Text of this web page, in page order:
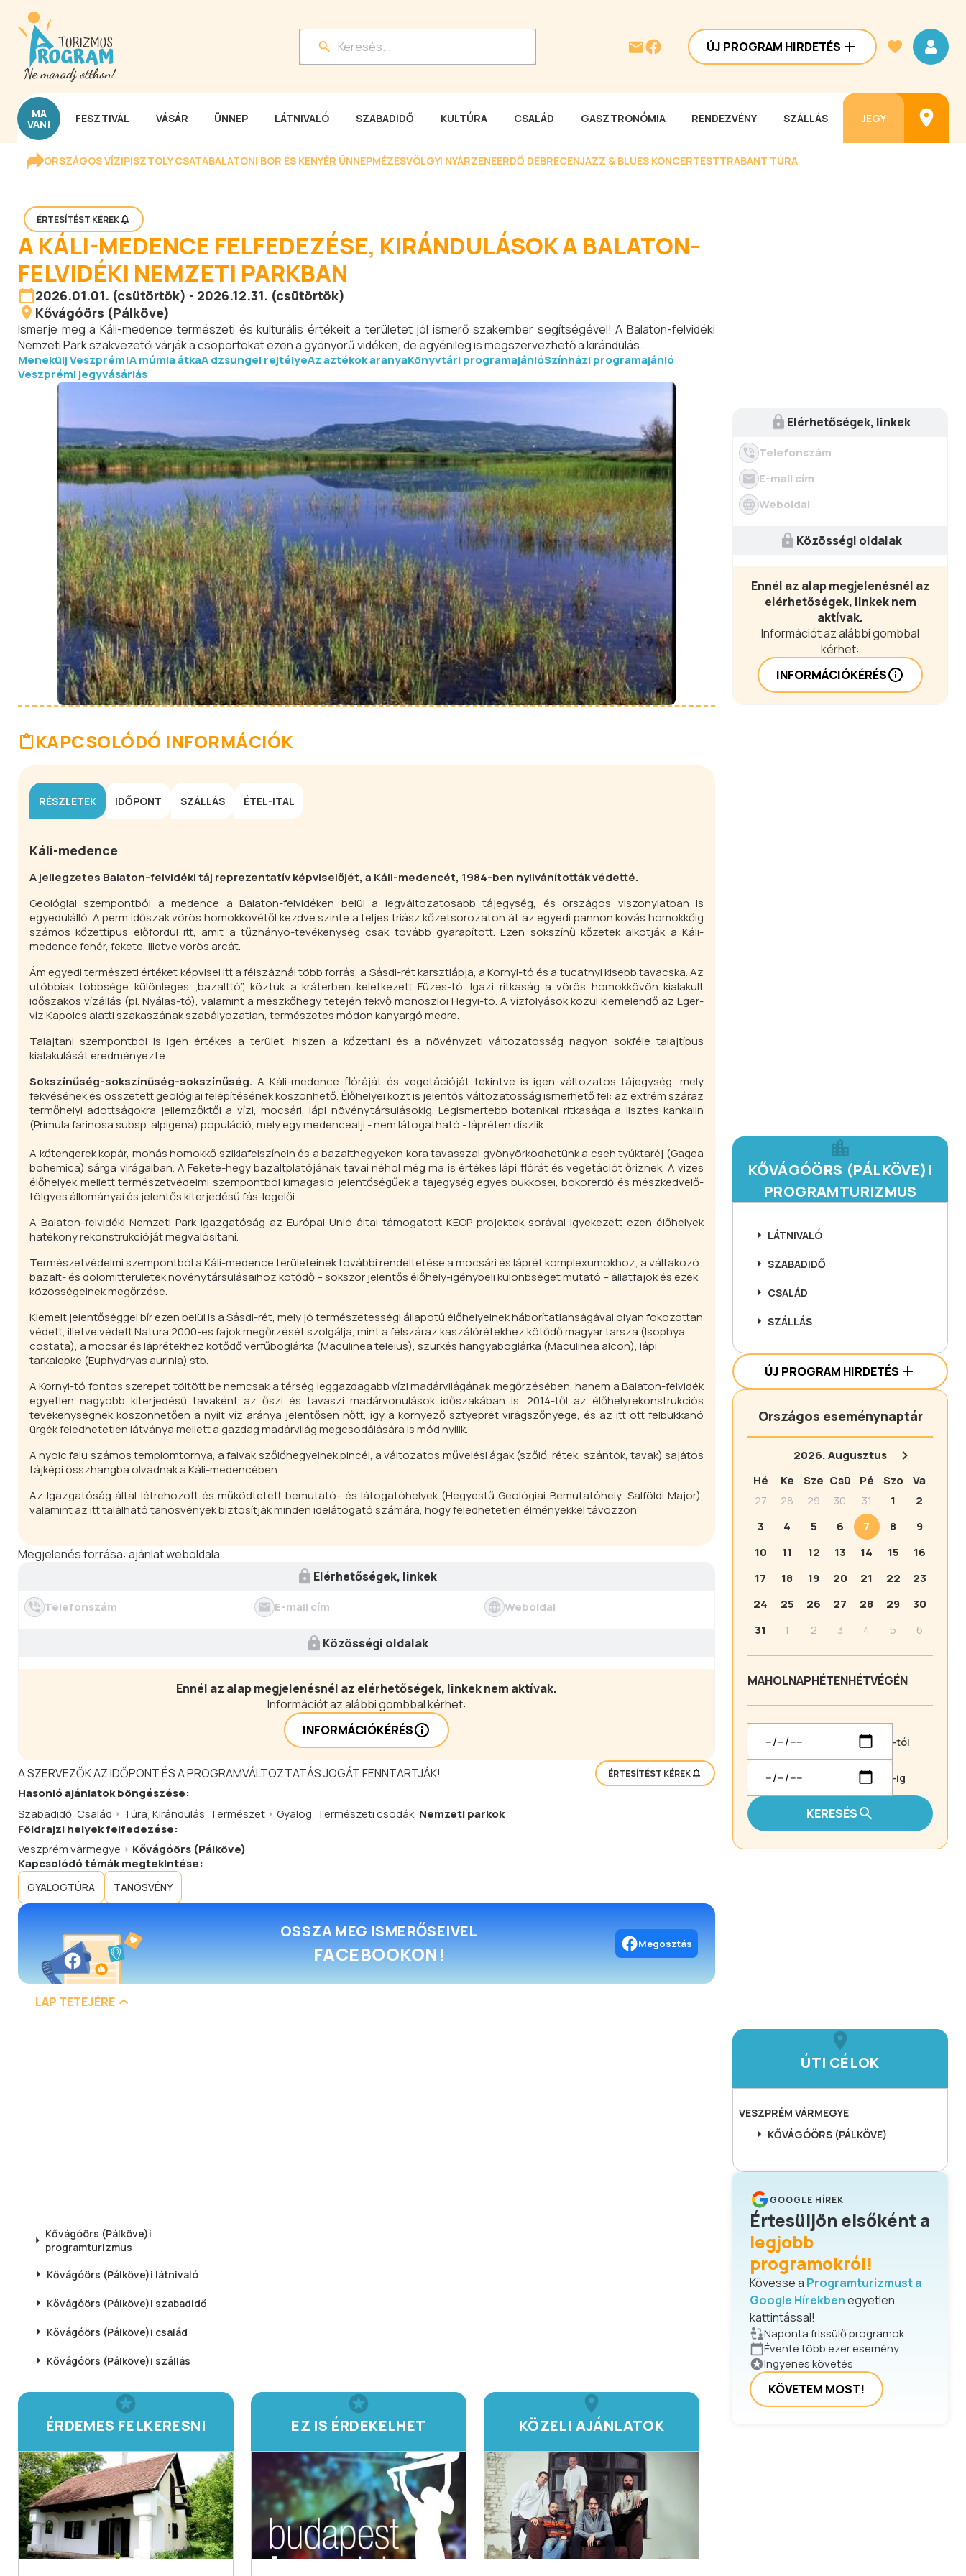
ÚJ PROGRAM HIRDETÉS
MA
VAN! FESZTIVÁL VÁSÁR ÜNNEP LÁTNIVALÓ SZABADIDŐ KULTÚRA CSALÁD GASZTRONÓMIA RENDEZVÉNY SZÁLLÁS JEGY
ORSZÁGOS VÍZIPISZTOLY CSATABALATONI BOR ÉS KENYÉR ÜNNEPMÉZESVÖLGYI NYÁRZENEERDŐ DEBRECENJAZZ & BLUES KONCERTESTTRABANT TÚRA
ÉRTESÍTÉST KÉREK
A KÁLI-MEDENCE FELFEDEZÉSE, KIRÁNDULÁSOK A BALATON-
FELVIDÉKI NEMZETI PARKBAN
2026.01.01. (csütörtök) - 2026.12.31. (csütörtök)
Kővágóörs (Pálköve)
Ismerje meg a Káli-medence természeti és kulturális értékeit a területet jól ismerő szakember segítségével! A Balaton-felvidéki
Nemzeti Park szakvezetői várják a csoportokat ezen a gyönyörű vidéken, de egyénileg is megszervezhető a kirándulás.
Menekülj Veszprém!A múmia átkaA dzsungel rejtélyeAz aztékok aranyaKönyvtári programajánlóSzínházi programajánló
Veszprémi jegyvásárlás
KAPCSOLÓDÓ INFORMÁCIÓK
RÉSZLETEK IDŐPONT SZÁLLÁS ÉTEL-ITAL
Káli-medence
A jellegzetes Balaton-felvidéki táj reprezentatív képviselőjét, a Káli-medencét, 1984-ben nyilvánították védetté.
Geológiai szempontból a medence a Balaton-felvidéken belül a legváltozatosabb tájegység, és országos viszonylatban is
egyedülálló. A perm időszak vörös homokkövétől kezdve szinte a teljes triász kőzetsorozaton át az egyedi pannon kovás homokkőig
számos kőzettípus előfordul itt, amit a tűzhányó-tevékenység csak tovább gyarapított. Ezen sokszínű kőzetek alkotják a Káli-
medence fehér, fekete, illetve vörös arcát.
Ám egyedi természeti értéket képvisel itt a félszáznál több forrás, a Sásdi-rét karsztlápja, a Kornyi-tó és a tucatnyi kisebb tavacska. Az
utóbbiak többsége különleges „bazalttó”, köztük a kráterben keletkezett Füzes-tó. Igazi ritkaság a vörös homokkövön kialakult
időszakos vízállás (pl. Nyálas-tó), valamint a mészkőhegy tetején fekvő monoszlói Hegyi-tó. A vízfolyások közül kiemelendő az Eger-
víz Kapolcs alatti szakaszának szabályozatlan, természetes módon kanyargó medre.
Talajtani szempontból is igen értékes a terület, hiszen a kőzettani és a növényzeti változatosság nagyon sokféle talajtípus
kialakulását eredményezte.
Sokszínűség-sokszínűség-sokszínűség. A Káli-medence flóráját és vegetációját tekintve is igen változatos tájegység, mely
fekvésének és összetett geológiai felépítésének köszönhető. Élőhelyei közt is jelentős változatosság ismerhető fel: az extrém száraz
termőhelyi adottságokra jellemzőktől a vízi, mocsári, lápi növénytársulásokig. Legismertebb botanikai ritkasága a lisztes kankalin
(Primula farinosa subsp. alpigena) populáció, mely egy medencealji - nem látogatható - lápréten díszlik.
A kőtengerek kopár, mohás homokkő sziklafelszínein és a bazalthegyeken kora tavasszal gyönyörködhetünk a cseh tyúktaréj (Gagea
bohemica) sárga virágaiban. A Fekete-hegy bazaltplatójának tavai néhol még ma is értékes lápi flórát és vegetációt őriznek. A vizes
élőhelyek mellett természetvédelmi szempontból kimagasló jelentőségűek a tájegység egyes bükkösei, bokorerdő és mészkedvelő-
tölgyes állományai és jelentős kiterjedésű fás-legelői.
A Balaton-felvidéki Nemzeti Park Igazgatóság az Európai Unió által támogatott KEOP projektek sorával igyekezett ezen élőhelyek
hatékony rekonstrukcióját megvalósítani.
Természetvédelmi szempontból a Káli-medence területeinek további rendeltetése a mocsári és láprét komplexumokhoz, a váltakozó
bazalt- és dolomitterületek növénytársulásaihoz kötődő – sokszor jelentős élőhely-igénybeli különbséget mutató – állatfajok és ezek
közösségeinek megőrzése.
Kiemelt jelentőséggel bír ezen belül is a Sásdi-rét, mely jó természetességi állapotú élőhelyeinek háborítatlanságával olyan fokozottan
védett, illetve védett Natura 2000-es fajok megőrzését szolgálja, mint a félszáraz kaszálórétekhez kötődő magyar tarsza (Isophya
costata), a mocsár és láprétekhez kötődő vérfűboglárka (Maculinea teleius), szürkés hangyaboglárka (Maculinea alcon), lápi
tarkalepke (Euphydryas aurinia) stb.
A Kornyi-tó fontos szerepet töltött be nemcsak a térség leggazdagabb vízi madárvilágának megőrzésében, hanem a Balaton-felvidék
egyetlen nagyobb kiterjedésű tavaként az őszi és tavaszi madárvonulások időszakában is. 2014-től az élőhelyrekonstrukciós
tevékenységnek köszönhetően a nyílt víz aránya jelentősen nőtt, így a környező sztyeprét virágszőnyege, és az itt ott felbukkanó
ürgék feledhetetlen látványa mellett a gazdag madárvilág megcsodálására is mód nyílik.
A nyolc falu számos templomtornya, a falvak szőlőhegyeinek pincéi, a változatos művelési ágak (szőlő, rétek, szántók, tavak) sajátos
tájképi összhangba olvadnak a Káli-medencében.
Az Igazgatóság által létrehozott és működtetett bemutató- és látogatóhelyek (Hegyestű Geológiai Bemutatóhely, Salföldi Major),
valamint az itt található tanösvények biztosítják minden idelátogató számára, hogy feledhetetlen élményekkel távozzon
Megjelenés forrása: ajánlat weboldala
Elérhetőségek, linkek
Telefonszám E-mail cím Weboldal
Közösségi oldalak
Ennél az alap megjelenésnél az elérhetőségek, linkek nem aktívak.
Információt az alábbi gombbal kérhet:
INFORMÁCIÓKÉRÉS
A SZERVEZŐK AZ IDŐPONT ÉS A PROGRAMVÁLTOZTATÁS JOGÁT FENNTARTJÁK! ÉRTESÍTÉST KÉREK
Hasonlóajánlatokböngészése:
Szabadidő, Család Túra, Kirándulás, Természet Gyalog, Természeti csodák, Nemzeti parkok
Földrajzi helyek felfedezése:
Veszprém vármegye
Kővágóörs (Pálköve)
Kapcsolódó témák megtekintése:
GYALOGTÚRA TANÖSVÉNY
OSSZA MEG ISMERŐSEIVEL
FACEBOOKON! Megosztás
LAP TETEJÉRE
Kővágóörs (Pálköve)i
programturizmus
Kővágóörs (Pálköve)i látnivaló
Kővágóörs (Pálköve)i szabadidő
Kővágóörs (Pálköve)i család
Kővágóörs (Pálköve)i szállás
ÉRDEMES FELKERESNI EZ IS ÉRDEKELHET KÖZELI AJÁNLATOK
Elérhetőségek, linkek
Telefonszám
E-mail cím
Weboldal
Közösségi oldalak
Ennél az alap megjelenésnél az
elérhetőségek, linkek nem
aktívak.
Információt az alábbi gombbal
kérhet:
INFORMÁCIÓKÉRÉS
KŐVÁGÓÖRS (PÁLKÖVE)I
PROGRAMTURIZMUS
LÁTNIVALÓ
SZABADIDŐ
CSALÁD
SZÁLLÁS
ÚJ PROGRAM HIRDETÉS
Országos eseménynaptár
2026.Augusztus
Hé
Ke Sze Csü Pé Szo
Va
27
28 29 30 31 1
2
3
4 5 6 7 8
9
10
11 12 13 14 15
16
17
18 19 20 21 22
23
24
25 26 27 28 29
30
31
1 2 3 4 5 6
MAHOLNAPHÉTENHÉTVÉGÉN
-tól
-ig
KERESÉS
ÚTI CÉLOK
VESZPRÉM VÁRMEGYE
KŐVÁGÓÖRS (PÁLKÖVE)
GOOGLE HÍREK
Értesüljön elsőként a
legjobb
programokról!
Kövesse a Programturizmust a
Google Hírekbenegyetlen
kattintással!
Naponta frissülő programok
Évente több ezer esemény
Ingyenes követés
KÖVETEM MOST!